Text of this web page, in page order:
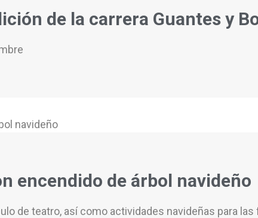
de la carrera Guantes y
encendido de árbol navideño
de teatro, así como actividades navideñas para las